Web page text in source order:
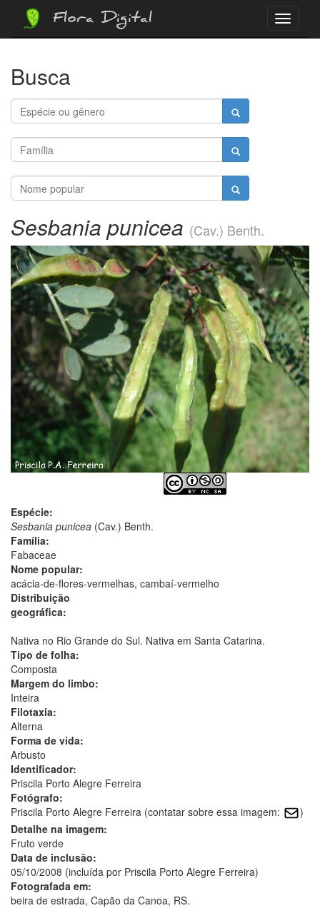
Menu
Flora Digital
Busca
Sesbania punicea (Cav.) Benth.
Espécie:
Sesbania punicea (Cav.) Benth.
Família:
Fabaceae
Nome popular:
acácia-de-flores-vermelhas, cambaí-vermelho
Distribuição
geográfica:
Nativa no Rio Grande do Sul. Nativa em Santa Catarina.
Tipo de folha:
Composta
Margem do limbo:
Inteira
Filotaxia:
Alterna
Forma de vida:
Arbusto
Identificador:
Priscila Porto Alegre Ferreira
Fotógrafo:
Priscila Porto Alegre Ferreira (contatar sobre essa imagem:
)
Detalhe na imagem:
Fruto verde
Data de inclusão:
05/10/2008 (incluída por Priscila Porto Alegre Ferreira)
Fotografada em:
beira de estrada, Capão da Canoa, RS.